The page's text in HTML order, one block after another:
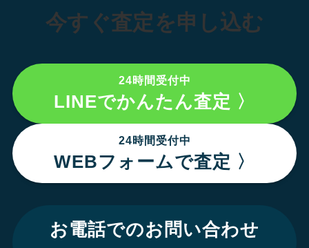
今すぐ査定を申し込む
24時間受付中
LINEでかんたん査定 〉
24時間受付中
WEBフォームで査定 〉
お電話でのお問い合わせ